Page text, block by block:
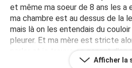
et même ma soeur de 8 ans les a
ma chambre est au dessus de la
mais là on les entendais du
pleurer. Et ma mère est stricte
parler et je trouve ça genant d'en
d'habitude je prenais ça bien et
Afficher la